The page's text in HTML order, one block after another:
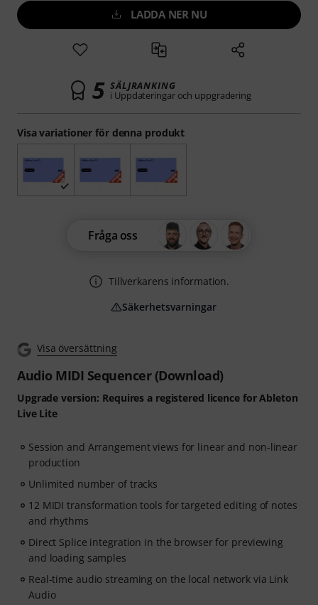
Visa översättning
Audio MIDI Sequencer (Download)
Upgrade version: Requires a registered licence for Ableton
Live Lite
Session and Arrangement views for linear and non-linear
production
Unlimited number of tracks
12 MIDI transformation tools for targeted editing of notes
and rhythms
Direct Splice integration in the browser for previewing
and loading samples
Real-time audio streaming on the local network via Link
Audio
Visa variationer för denna produkt
LADDA NER NU
5 SÄLJRANKING
i Uppdateringar och uppgradering
Fråga oss
Tillverkarens information.
Säkerhetsvarningar